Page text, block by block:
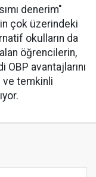
denerim"
çok üzerindeki
okulların da
öğrencilerin,
avantajlarını
temkinli